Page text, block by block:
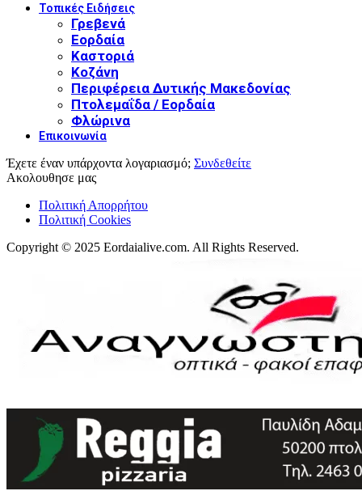
Τοπικές Ειδήσεις
Γρεβενά
Εορδαία
Καστοριά
Κοζάνη
Περιφέρεια Δυτικής Μακεδονίας
Πτολεμαΐδα / Εορδαία
Φλώρινα
Επικοινωνία
Έχετε έναν υπάρχοντα λογαριασμό; Συνδεθείτε
Ακολουθησε μας
Πολιτική Απορρήτου
Πολιτική Cookies
Copyright © 2025 Eordaialive.com. All Rights Reserved.